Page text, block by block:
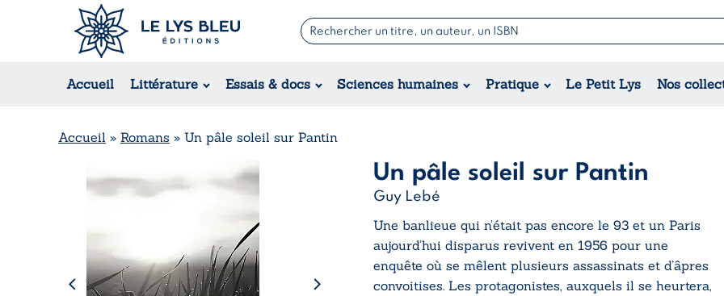
Accueil Littérature Essais & docs Sciences humaines Pratique Le Petit Lys Nos
Romans
Suspense / Thriller / Policier
Romance
Jeunesse
Théâtre
Accueil » Romans » Un pâle soleil sur Pantin
Un pâle soleil sur Pantin
Guy Lebé
Une banlieue qui n’était pas encore le 93 et un Paris
aujourd’hui disparus revivent en 1956 pour une
enquête où se mêlent plusieurs assassinats et d’âpres
convoitises. Les protagonistes, auxquels il se heurtera,